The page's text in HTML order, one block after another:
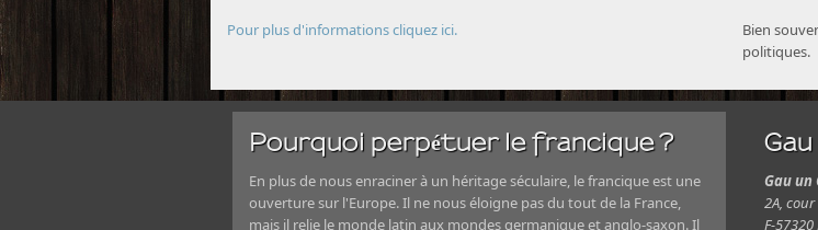
Pour plus d'informations cliquez ici.
Bien
politiques.
Pourquoi perpétuer le francique ?
En plus de nous enraciner à un héritage séculaire, le francique est une
ouverture sur l'Europe. Il ne nous éloigne pas du tout de la France,
mais il relie le monde latin aux mondes germanique et anglo-saxon. Il
Gau un
2A,
F-